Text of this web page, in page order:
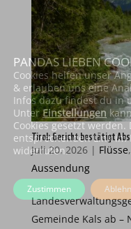
Tirol: Gericht bestätigt
Juli 20, 2026| Flüsse,
Aussendung
Gemeinde Kals ab –
PANDAS LIEBEN
Cookies helfen unser
& erlauben uns eine
Infos dazu findest du in
UnterEinstellungen
Cookies gesetzt
entsprechenden Link im
widerrufen.
Zustimmen